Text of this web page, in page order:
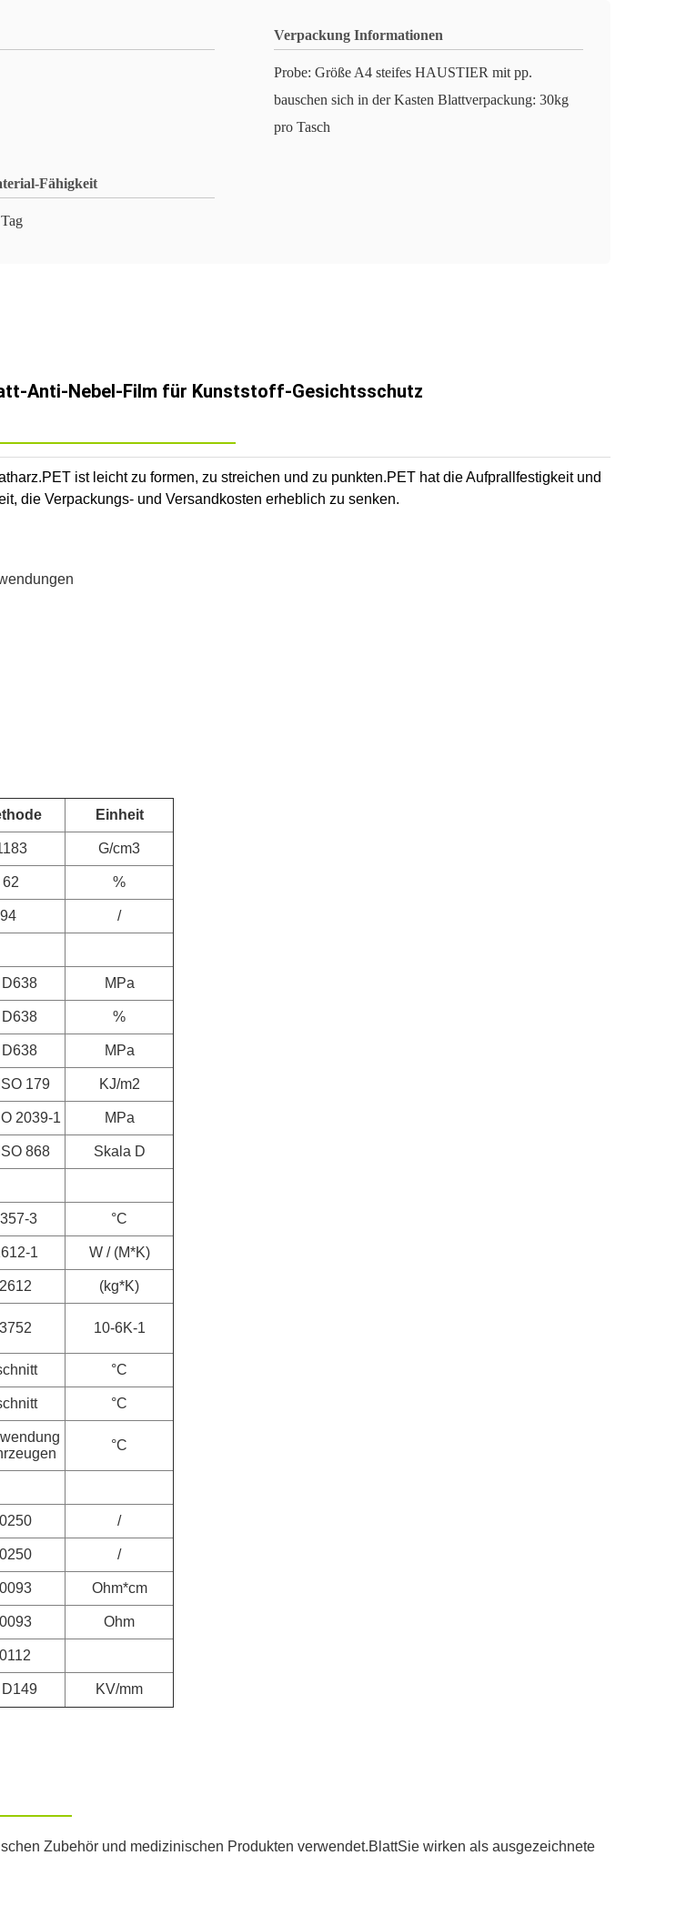
Verpackung Informationen
Probe: Größe A4 steifes HAUSTIER mit pp.
bauschen sich in der Kasten Blattverpackung: 30kg
pro Tasch
Fähigkeit
Anti-Nebel-Film für Kunststoff-Gesichtsschutz
PET ist leicht zu formen, zu streichen und zu punkten.PET hat die Aufprallfestigkeit und
die Verpackungs- und Versandkosten erheblich zu senken.
Einheit
G/cm3
62 %
/
MPa
%
MPa
179 KJ/m2
2039-1 MPa
868 Skala D
3 °C
1 W / (M*K)
(kg*K)
10-6K-1
°C
°C
°C
/
/
Ohm*cm
Ohm
KV/mm
Zubehör und medizinischen Produkten verwendet.BlattSie wirken als ausgezeichnete